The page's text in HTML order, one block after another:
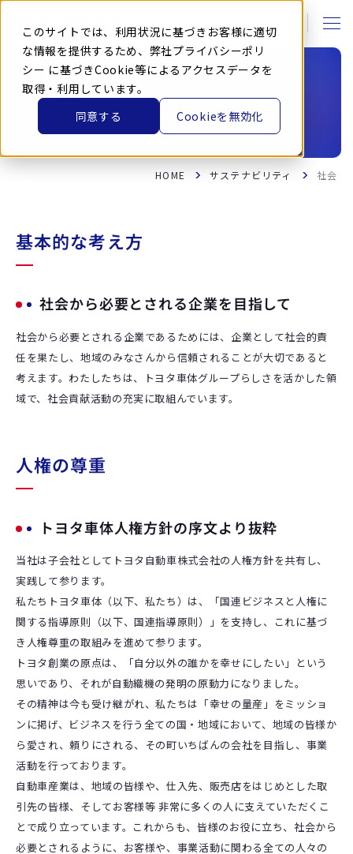
このサイトでは、利用状況に基づきお客様に適切
な情報を提供するため、弊社プライバシーポリ
シー に基づきCookie等によるアクセスデータを
取得・利用しています。
同意する
Cookieを無効化
本
社会
HOME サステナビリティ 社会
基本的な考え方
社会から必要とされる企業を目指して
社会から必要とされる企業であるためには、企業として社会的責
任を果たし、地域のみなさんから信頼されることが大切であると
考えます。わたしたちは、トヨタ車体グループらしさを活かした領
域で、社会貢献活動の充実に取組んでいます。
人権の尊重
トヨタ車体人権方針の序文より抜粋
当社は子会社としてトヨタ自動車株式会社の人権方針を共有し、
実践して参ります。
私たちトヨタ車体（以下、私たち）は、「国連ビジネスと人権に
関する指導原則（以下、国連指導原則）」を支持し、これに基づ
き人権尊重の取組みを進めて参ります。
トヨタ創業の原点は、「自分以外の誰かを幸せにしたい」という
思いであり、それが自動織機の発明の原動力になりました。
その精神は今も受け継がれ、私たちは「幸せの量産」をミッショ
ンに掲げ、ビジネスを行う全ての国・地域において、地域の皆様か
ら愛され、頼りにされる、その町いちばんの会社を目指し、事業
活動を行っております。
自動車産業は、地域の皆様や、仕入先、販売店をはじめとした取
引先の皆様、そしてお客様等 非常に多くの人に支えていただくこ
とで成り立っています。これからも、皆様のお役に立ち、社会から
必要とされるように、お客様や、事業活動に関わる全ての人々の